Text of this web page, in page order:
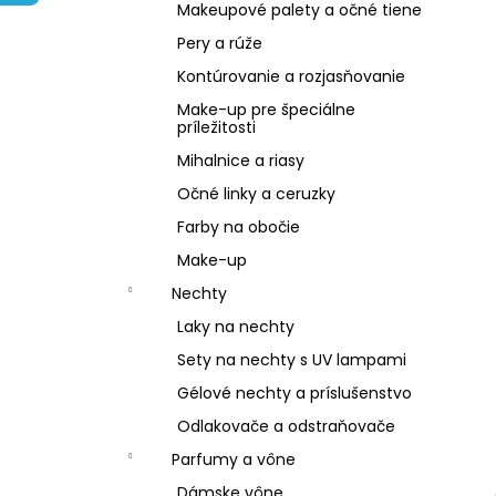
Makeupové palety a očné tiene
Pery a rúže
Kontúrovanie a rozjasňovanie
Make-up pre špeciálne
príležitosti
Mihalnice a riasy
Očné linky a ceruzky
Farby na obočie
Make-up
Nechty
Laky na nechty
Sety na nechty s UV lampami
Gélové nechty a príslušenstvo
Odlakovače a odstraňovače
Parfumy a vône
NZ DERMOCOSMETICS KRÉM PROTI
PIGMENTOVÝM ŠKVRNÁM –
DERMOKOZMETICKÝ KRÉM NA
ZJEDNOTENIE TÓNU PLETI